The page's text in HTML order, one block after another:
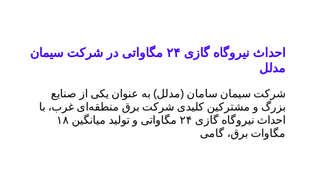
احداث نیروگاه گازی ۲۴ مگاواتی در شرکت سیمان
مدلل
شرکت سیمان سامان (مدلل) به عنوان یکی از صنایع
بزرگ و مشترکین کلیدی شرکت برق منطقه‌ای غرب، با
احداث نیروگاه گازی ۲۴ مگاواتی و تولید میانگین ۱۸
مگاوات برق، گامی